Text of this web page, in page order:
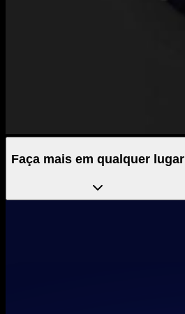
Faça mais em qualquer lugar